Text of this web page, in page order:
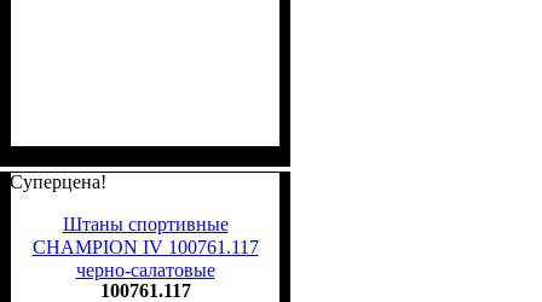
Суперцена!
Штаны спортивные
CHAMPION IV 100761.117
черно-салатовые
100761.117